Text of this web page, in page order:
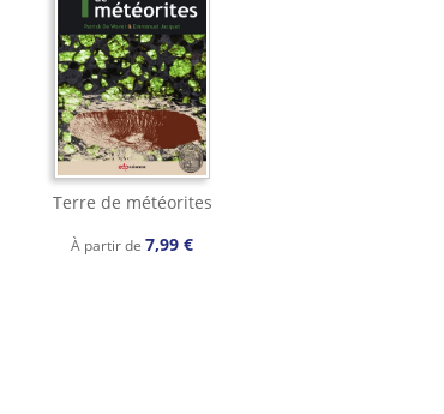
Terre de météorites
À partir de 7,99 €